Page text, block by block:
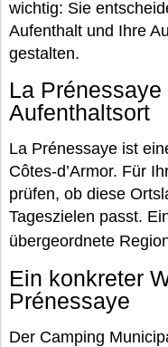
wichtig: Sie
Aufenthalt und Ihre
gestalten.
La
Aufenthaltsort
La Prénessaye ist
Côtes-d’Armor. Für
prüfen, ob diese
Tageszielen passt.
übergeordnete
Ein konkreter
Prénessaye
Der Camping